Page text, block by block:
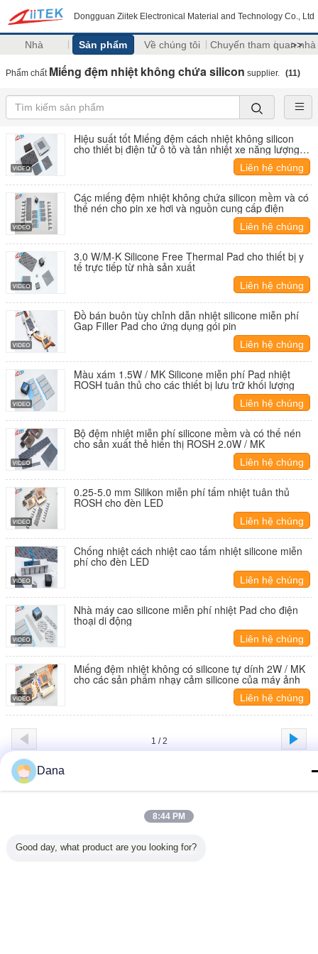
Dongguan Ziitek Electronical Material and Technology Co., Ltd
Nhà Sản phẩm Về chúng tôi Chuyến tham quan nhà
>>
Phẩm chất Miếng đệm nhiệt không chứa silicon supplier. (11)
Hiệu suất tốt Miếng đệm cách nhiệt không silicon
cho thiết bị điện tử ô tô và tản nhiệt xe năng lượng
Liên hệ chúng
tôi
Các miếng đệm nhiệt không chứa silicon mềm và có
thể nén cho pin xe hơi và nguồn cung cấp điện
Liên hệ chúng
tôi
3.0 W/M-K Silicone Free Thermal Pad cho thiết bị y
tế trực tiếp từ nhà sản xuất
Liên hệ chúng
tôi
Đồ bán buôn tùy chỉnh dẫn nhiệt silicone miễn phí
Gap Filler Pad cho ứng dụng gói pin
Liên hệ chúng
tôi
Màu xám 1.5W / MK Silicone miễn phí Pad nhiệt
ROSH tuân thủ cho các thiết bị lưu trữ khối lượng
Liên hệ chúng
tôi
Bộ đệm nhiệt miễn phí silicone mềm và có thể nén
cho sản xuất thẻ hiển thị ROSH 2.0W / MK
Liên hệ chúng
tôi
0.25-5.0 mm Silikon miễn phí tấm nhiệt tuân thủ
ROSH cho đèn LED
Liên hệ chúng
tôi
Chống nhiệt cách nhiệt cao tấm nhiệt silicone miễn
phí cho đèn LED
Liên hệ chúng
tôi
Nhà máy cao silicone miễn phí nhiệt Pad cho điện
thoại di động
Liên hệ chúng
tôi
Miếng đệm nhiệt không có silicone tự dính 2W / MK
cho các sản phẩm nhạy cảm silicone của máy ảnh
Liên hệ chúng
tôi
1 / 2
Thay đổi ngôn ngữ
Dana
8:44 PM
Good day, what product are you looking for?